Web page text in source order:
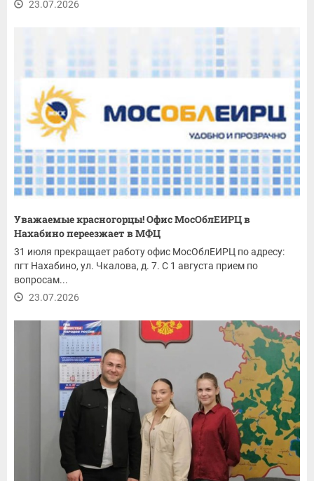
23.07.2026
Уважаемые красногорцы! Офис МосОблЕИРЦ в
Нахабино переезжает в МФЦ
31 июля прекращает работу офис МосОблЕИРЦ по адресу:
пгт Нахабино, ул. Чкалова, д. 7. С 1 августа прием по
вопросам...
23.07.2026